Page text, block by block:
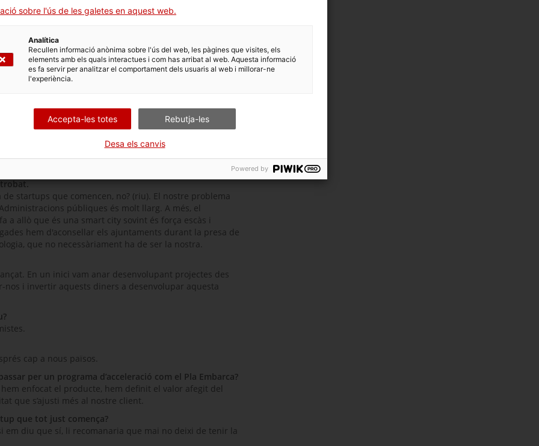
En què et diferencies respecte de la competència?
mòbils dins d’altres aplicacions, oferint una
és que actualment ja estem treballant a l'àmbit
smart region osmart countrya través d’una aplicació
del teu territori.
per aquest enfocament i la veritat és que la perspectiva
tretze municipis i tots han renovat, volen seguir invertint
una capacitat d’atracció del ciutadà envers l’ús
i que els permet consolidar un nou canal de
de startups que comencen, no? (riu). El nostre problema
públiques és molt llarg. A més, el
a allò que és una smart city sovint és força escàs i
hem d'aconsellar els ajuntaments durant la presa de
que no necessàriament ha de ser la nostra.
En un inici vam anar desenvolupant projectes des
i invertir aquests diners a desenvolupar aquesta
cap a nous països.
per un programa d’acceleració com el Pla Embarca?
enfocat el producte, hem definit el valor afegit del
que s’ajusti més al nostre client.
que tot just comença?
em diu que sí, li recomanaria que mai no deixi de tenir la
sobre l'ús de les galetes en aquest web.
Analítica
Recullen informació anònima sobre l'ús del web, les pàgines que visites, els
elements amb els quals interactues i com has arribat al web. Aquesta informació
es fa servir per analitzar el comportament dels usuaris al web i millorar-ne
l'experiència.
Accepta-les totes Rebutja-les
Desa els canvis
Powered by